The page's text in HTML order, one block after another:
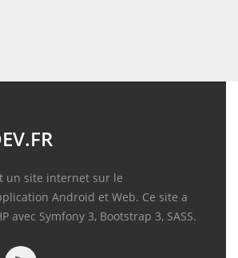
un site internet sur le
Android et Web. Ce site a
avec Symfony 3, Bootstrap 3, SASS.